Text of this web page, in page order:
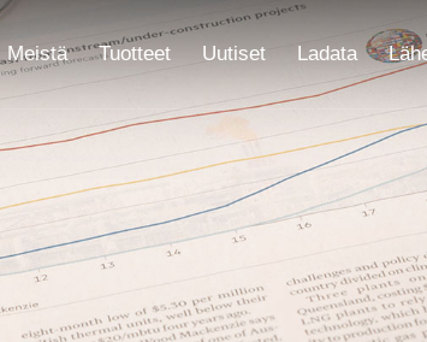
Meistä Tuotteet Uutiset Ladata